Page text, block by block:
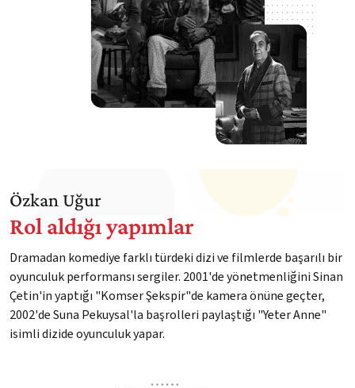
Özkan Uğur
Rol aldığı yapımlar
Dramadan komediye farklı türdeki dizi ve filmlerde başarılı bir
oyunculuk performansı sergiler. 2001'de yönetmenliğini Sinan
Çetin'in yaptığı "Komser Şekspir"de kamera önüne geçter,
2002'de Suna Pekuysal'la başrolleri paylaştığı "Yeter Anne"
isimli dizide oyunculuk yapar.